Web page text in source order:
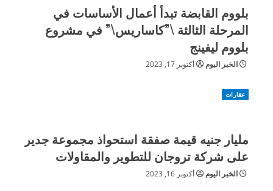
بلووم القابضة تبدأ أعمال الأساسات في
المرحلة الثالثة \”كاساريس\” في مشروع
بلووم ليفينج
الخبر اليوم أكتوبر 17, 2023
عقارات
مليار جنيه قيمة صفقة استحواذ مجموعة جدير
على شركة تروجان للتطوير والمقاولات
الخبر اليوم أكتوبر 16, 2023